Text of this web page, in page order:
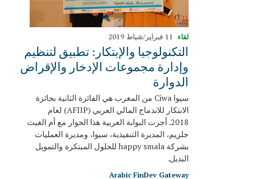
لقاء 11 فبراير/شباط 2019
التكنولوجيا والإبتكار: تطبيق لتنظيم
وإدارة مجموعات الإدخار والإقراض
الدوارة
سيوا Ciwa من المغرب هي الفائزة الثانية بجائزة
الابتكار للاندماج المالي العربي (AFIIP) لعام
2018. أجرت البوابة العربية هذا الحوار مع أم الغيث
جلزيم، المديرة التنفيذية، سيوا، ومديرة العمليات
بشركة happy smala للحلول المبتكرة والتمويل
البديل.
Arabic FinDev Gateway